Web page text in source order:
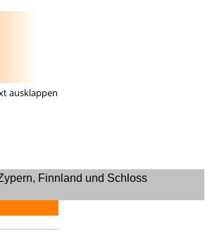
Finnland und Schloss